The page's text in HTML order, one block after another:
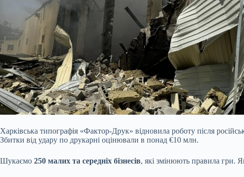
Харківська типографія «Фактор-Друк» відновила роботу після
Збитки від удару по друкарні оцінювали в понад €10 млн.
Шукаємо 250 малих та середніх бізнесів, які змінюють правила гри.